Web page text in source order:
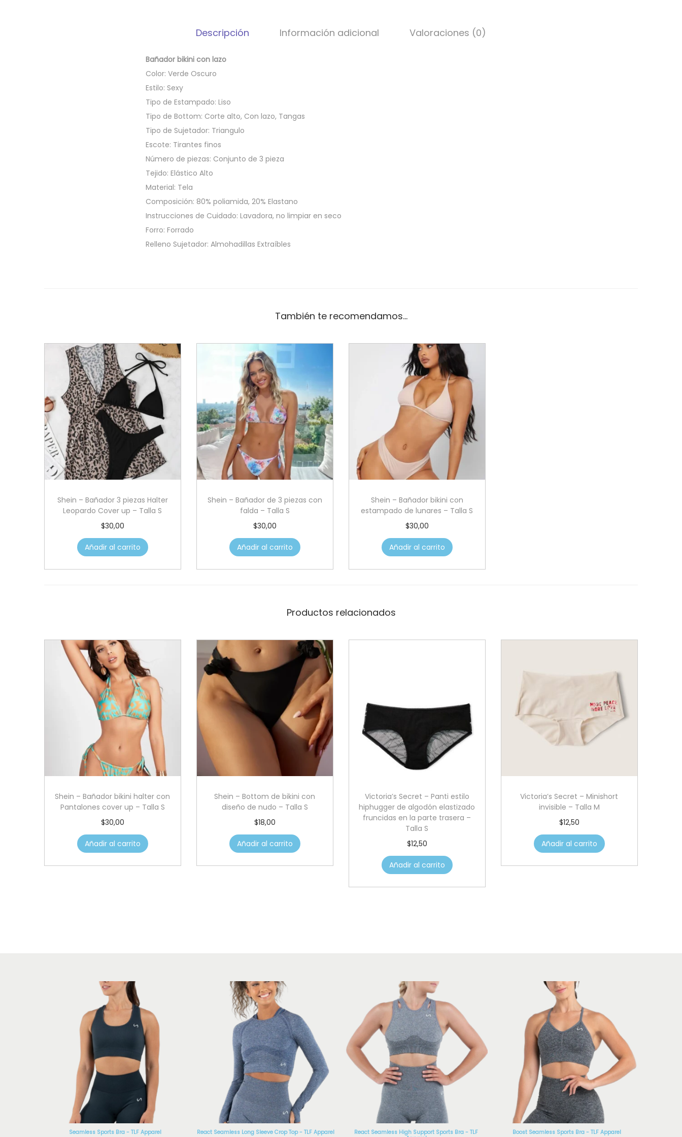
Descripción Información adicional Valoraciones (0)
Bañador bikini con lazo
Color: Verde Oscuro
Estilo: Sexy
Tipo de Estampado: Liso
Tipo de Bottom: Corte alto, Con lazo, Tangas
Tipo de Sujetador: Triangulo
Escote: Tirantes finos
Número de piezas: Conjunto de 3 pieza
Tejido: Elástico Alto
Material: Tela
Composición: 80% poliamida, 20% Elastano
Instrucciones de Cuidado: Lavadora, no limpiar en seco
Forro: Forrado
Relleno Sujetador: Almohadillas Extraíbles
También te recomendamos…
Shein – Bañador 3 piezas Halter
Leopardo Cover up – Talla S
$30,00
Añadir al carrito
Shein – Bañador de 3 piezas con
falda – Talla S
$30,00
Añadir al carrito
Shein – Bañador bikini con
estampado de lunares – Talla S
$30,00
Añadir al carrito
Productos relacionados
Shein – Bañador bikini halter con
Pantalones cover up – Talla S
$30,00
Añadir al carrito
Shein – Bottom de bikini con
diseño de nudo – Talla S
$18,00
Añadir al carrito
Victoria’s Secret – Panti estilo
hiphugger de algodón elastizado
fruncidas en la parte trasera –
Talla S
$12,50
Añadir al carrito
Victoria’s Secret – Minishort
invisible – Talla M
$12,50
Añadir al carrito
Seamless Sports Bra - TLF Apparel React Seamless Long Sleeve Crop Top - TLF Apparel
React Seamless High Support Sports Bra - TLF
Boost Seamless Sports Bra - TLF Apparel